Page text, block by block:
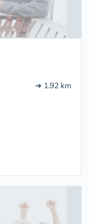
➔ 1.92 km